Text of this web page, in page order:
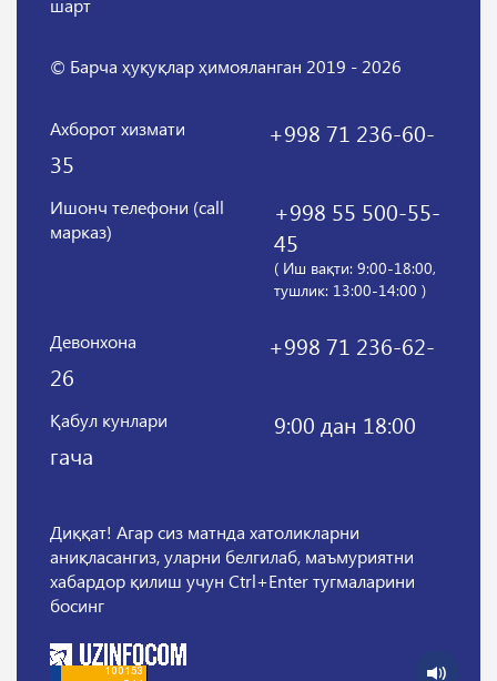
© Барча ҳуқуқлар ҳимояланган 2019 - 2026
Ахборот хизмати
+998 71 236-60-
35
Ишонч телефони (call
марказ)
+998 55 500-55-
45
( Иш вақти: 9:00-18:00,
тушлик: 13:00-14:00 )
Девонхона
+998 71 236-62-
26
Қабул кунлари
9:00 дан 18:00
гача
Диққат! Агар сиз матнда хатоликларни
аниқласангиз, уларни белгилаб, маъмуриятни
хабардор қилиш учун Ctrl+Enter тугмаларини
босинг